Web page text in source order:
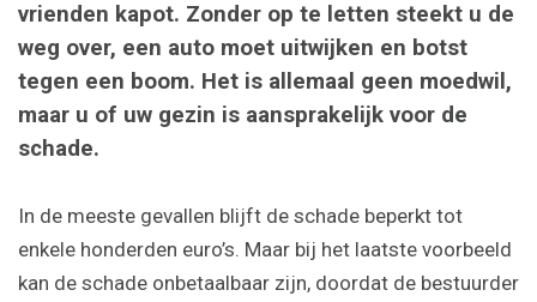
vrienden kapot. Zonder op te letten steekt u de
weg over, een auto moet uitwijken en botst
tegen een boom. Het is allemaal geen moedwil,
maar u of uw gezin is aansprakelijk voor de
schade.
In de meeste gevallen blijft de schade beperkt tot
enkele honderden euro’s. Maar bij het laatste voorbeeld
kan de schade onbetaalbaar zijn, doordat de bestuurder